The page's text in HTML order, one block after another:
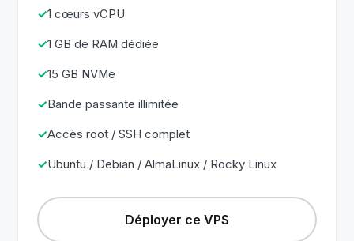
1 cœurs vCPU
1 GB de RAM dédiée
15 GB NVMe
Bande passante illimitée
Accès root / SSH complet
Ubuntu / Debian / AlmaLinux / Rocky Linux
Déployer ce VPS